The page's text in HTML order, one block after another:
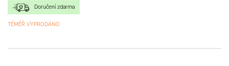
Doručení zdarma
TÉMĚŘ VYPRODÁNO